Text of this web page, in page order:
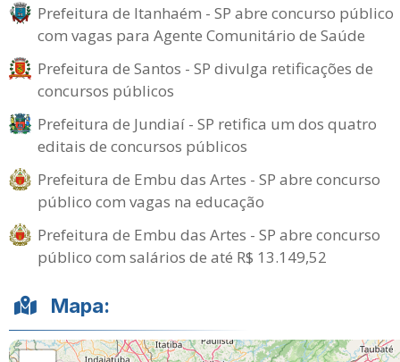
Prefeitura de Itanhaém - SP abre concurso público
com vagas para Agente Comunitário de Saúde
Prefeitura de Santos - SP divulga retificações de
concursos públicos
Prefeitura de Jundiaí - SP retifica um dos quatro
editais de concursos públicos
Prefeitura de Embu das Artes - SP abre concurso
público com vagas na educação
Prefeitura de Embu das Artes - SP abre concurso
público com salários de até R$ 13.149,52
Mapa: